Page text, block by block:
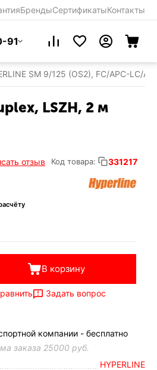
БрендыСертификатыКонтакты
91
SM 9/125 (OS2), FC/APC-LC/
LSZH, 2 м
отзыв Код товара: 331217
В корзину
Задать вопрос
компании - бесплатно
заказа 25000 руб.
HYPERLINE